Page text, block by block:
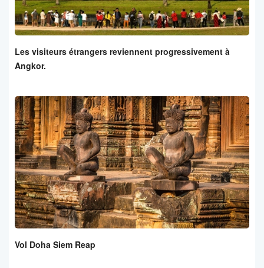
Les visiteurs étrangers reviennent progressivement à
Angkor.
Vol Doha Siem Reap